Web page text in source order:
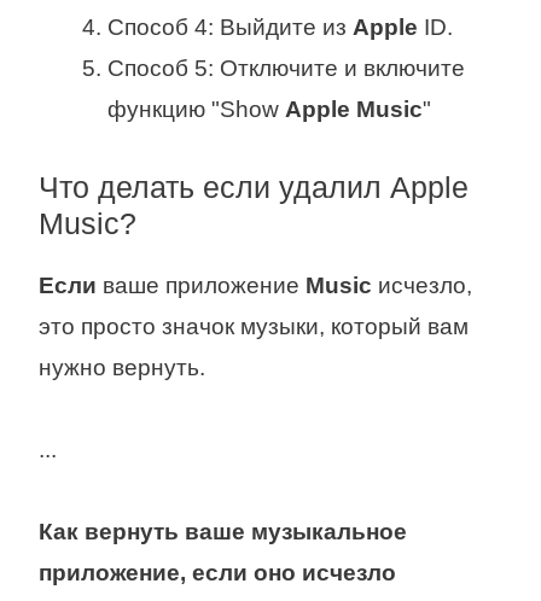
Способ 4: Выйдите из Apple ID.
Способ 5: Отключите и включите
функцию "Show Apple Music"
Что делать если удалил Apple
Music?
Если ваше приложение Music исчезло,
это просто значок музыки, который вам
нужно вернуть.
...
Как вернуть ваше музыкальное
приложение, если оно исчезло